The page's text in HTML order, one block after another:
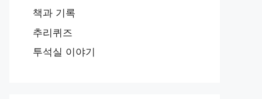
책과 기록
추리퀴즈
투석실 이야기